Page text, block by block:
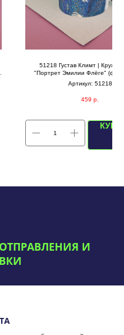
51218 Густав Климт | Кружка
"Портрет Эмилии Флёге"
Артикул: 51218
459 р.
И